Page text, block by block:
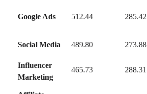
Google Ads 512.44 285.42
Social Media 489.80 273.88
Influencer
Marketing
465.73 288.31